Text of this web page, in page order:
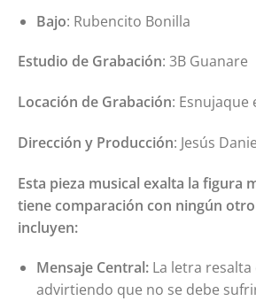
Bajo: Rubencito Bonilla
Estudio de Grabación: 3B Guanare
Locación de Grabación: Esnujaque
Dirección y Producción: Jesús
Esta pieza musical exalta la figura
tiene comparación con ningún
incluyen:
Mensaje Central:La letra resalta
advirtiendo que no se debe